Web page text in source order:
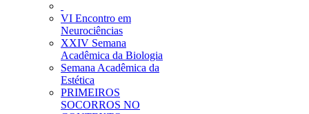
VI Encontro em
Neurociências
XXIV Semana
Acadêmica da Biologia
Semana Acadêmica da
Estética
PRIMEIROS
SOCORROS NO